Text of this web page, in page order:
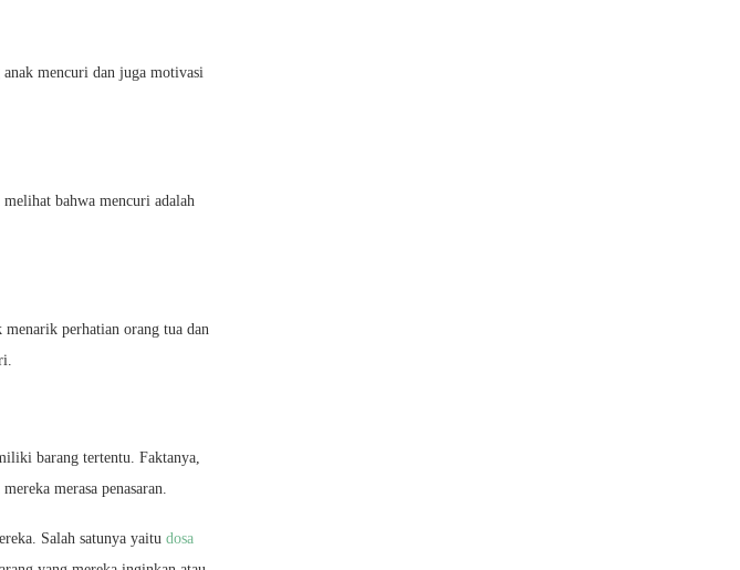
anak mencuri dan juga motivasi
bahwa mencuri adalah
menarik perhatian orang tua dan
barang tertentu. Faktanya,
merasa penasaran.
Salah satunya yaitu dosa